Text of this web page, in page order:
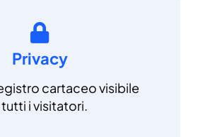
Privacy
cartaceo visibile
tutti i visitatori.